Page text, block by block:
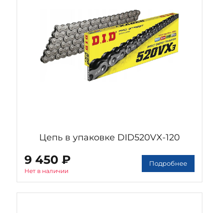
Цепь в упаковке DID520VX-120
9 450 ₽
Нет в наличии
Подробнее